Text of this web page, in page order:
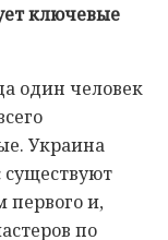
ключевые
один человек
Украина
существуют
первого и,
по